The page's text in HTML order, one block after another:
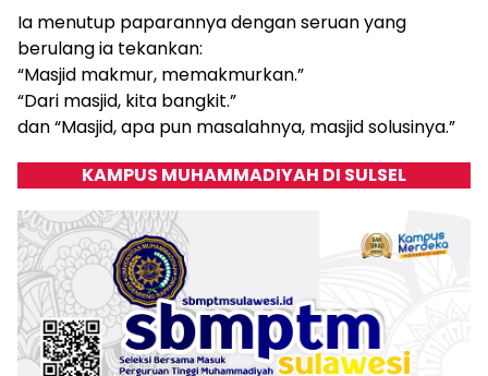
Ia menutup paparannya dengan seruan yang
berulang ia tekankan:
“Masjid makmur, memakmurkan.”
“Dari masjid, kita bangkit.”
dan “Masjid, apa pun masalahnya, masjid solusinya.”
KAMPUS MUHAMMADIYAH DI SULSEL